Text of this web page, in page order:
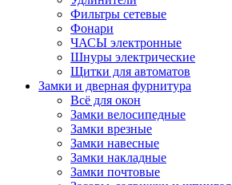
Фильтры сетевые
Фонари
ЧАСЫ электронные
Шнуры электрические
Щитки для автоматов
Замки и дверная фурнитура
Всё для окон
Замки велосипедные
Замки врезные
Замки навесные
Замки накладные
Замки почтовые